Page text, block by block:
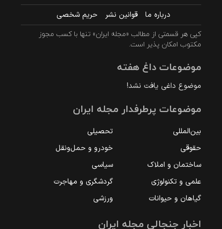
درباره ما قوانین نشر حریم شخصی
کپی هر قسمتی از مطالب «مجله ایران» تنها با کسب مجوز
مکتوب امکان پذیر است.
موضوعات داغ هفته
موضوع داغی یافت نشد!
موضوعات پرطرفدار مجله ایران
بین‌المللی
تحصیلی
حقوقی
خودرو و حمل‌و‌نقل
ساختمان و املاک
سیاسی
علمی و تکنولوژی
گردشگری و مهاجرت
گیاهان و حیوانات
ورزشی
اخبار جنجالی مجله ایران